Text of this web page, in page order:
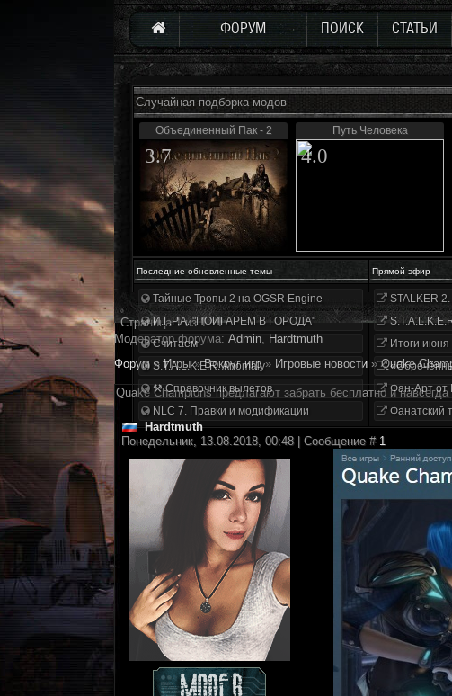
ФОРУМ ПОИСК СТАТЬИ
Случайная подборка модов
Объединенный Пак - 2
3.7
Путь Человека
4.0
Последние обновленные темы Прямой эфир
Тайные Тропы 2 на OGSR Engine
И.Г.Р.А. "ПОИГАРЕМ В ГОРОДА"
Считаем
S.T.A.L.K.E.R. Anomaly
⚒ Справочник вылетов
NLC 7. Правки и модификации
STALKER
Итоги
Фан-Арт от
Фанатский
Страница1из1
1
Модератор форума: Аdmin, Hardtmuth
Форум » Игры » Вокруг игр » Игровые новости » Quake
Quake Champions предлагают забрать бесплатно и навсегда
Hardtmuth
Понедельник, 13.08.2018, 00:48 | Сообщение # 1